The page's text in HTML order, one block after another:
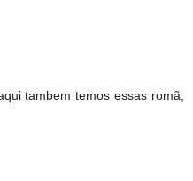
tambem temos essas romã,